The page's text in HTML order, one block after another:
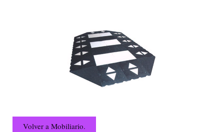
Volver a Mobiliario.